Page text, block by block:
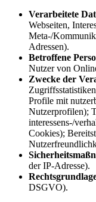
Verarbeitete
Webseiten,
Meta-/
Adressen).
Betroffene
Nutzer von
Zwecke der
Profile mit
Nutzerprofilen);
interessens-/
Cookies);
der IP-Adresse).
DSGVO).